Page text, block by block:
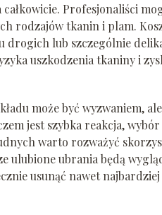
Profesjonaliści
rodzajów tkanin i plam.
drogich lub szczególnie
uszkodzenia tkaniny i
może być wyzwaniem,
jest szybka reakcja,
warto rozważyć
ulubione ubrania będą
usunąć nawet